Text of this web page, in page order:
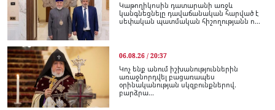
Կաթողիկոսին դատարանի առջև
կանգնեցնելը դավաճանական հարված է
սեփական պատմական հիշողությանն ո...
06.08.26 / 20:37
Կոչ ենք անում իշխանություններին
առաջնորդվել բացառապես
օրինականության սկզբունքներով.
բարձրա...